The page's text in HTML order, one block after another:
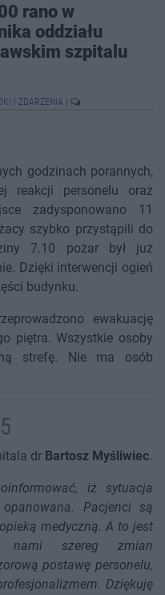
rano w
oddziału
szpitalu
I ZDARZENIA
godzinach porannych,
reakcji personelu oraz
zadysponowano 11
szybko przystąpili do
7.10 pożar był już
Dzięki interwencji ogień
budynku.
ewakuację
piętra. Wszystkie osoby
strefę. Nie ma osób
dr Bartosz Myśliwiec.
iż sytuacja
Pacjenci są
medyczną. A to jest
nami szereg zmian
postawę personelu,
Dziękuję